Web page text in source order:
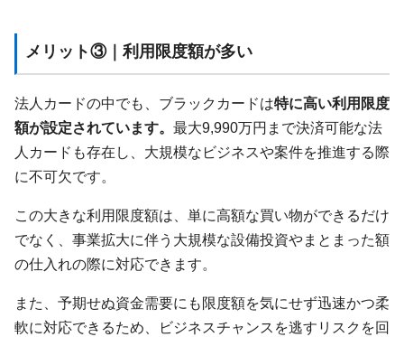
メリット③｜利用限度額が多い
法人カードの中でも、ブラックカードは特に高い利用限度
額が設定されています。 最大9,990万円まで決済可能な法
人カードも存在し、大規模なビジネスや案件を推進する際
に不可欠です。
この大きな利用限度額は、単に高額な買い物ができるだけ
でなく、事業拡大に伴う大規模な設備投資やまとまった額
の仕入れの際に対応できます。
また、予期せぬ資金需要にも限度額を気にせず迅速かつ柔
軟に対応できるため、ビジネスチャンスを逃すリスクを回